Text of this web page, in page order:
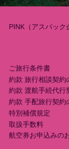
ー
シ
ン
PINK（アスパック
ご旅行条件書
約款 旅行相談契約
約款 渡航手続代行
約款 手配旅行契約
特別補償規定
取扱手数料
航空券お申込みの